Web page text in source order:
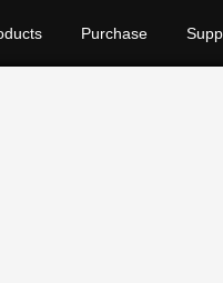
Purchase